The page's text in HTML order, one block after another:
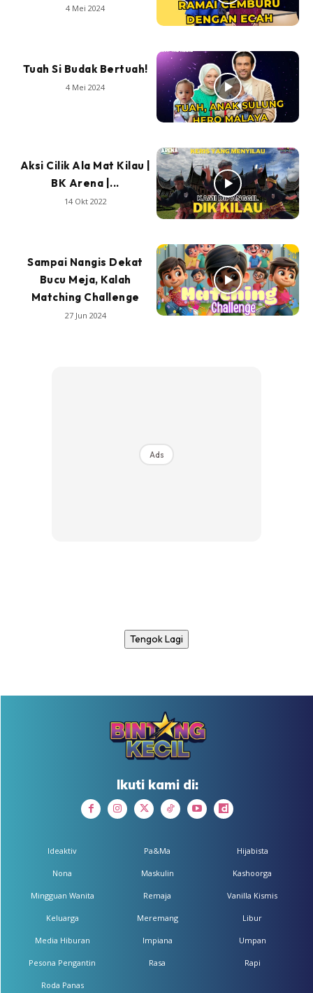
4 Mei 2024
Tuah Si Budak Bertuah!
4 Mei 2024
Aksi Cilik Ala Mat Kilau |
BK Arena |...
14 Okt 2022
Sampai Nangis Dekat
Bucu Meja, Kalah
Matching Challenge
27 Jun 2024
Ads
Tengok Lagi
Ikuti kami di:
Ideaktiv
Nona
Mingguan Wanita
Keluarga
Media Hiburan
Pesona Pengantin
Roda Panas
Pa&Ma
Maskulin
Remaja
Meremang
Impiana
Rasa
Hijabista
Kashoorga
Vanilla Kismis
Libur
Umpan
Rapi